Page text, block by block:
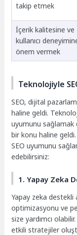
takip etmek
İçerik kalitesine ve
kullanıcı
önem vermek
Teknolojiyle
SEO, dijital
haline geldi.
uyumunu sağlamak
bir konu haline
SEO uyumunu
edebilirsiniz:
1. Yapay Zeka
Yapay zeka destekli
optimizasyonu ve
size yardımcı
etkili stratejiler